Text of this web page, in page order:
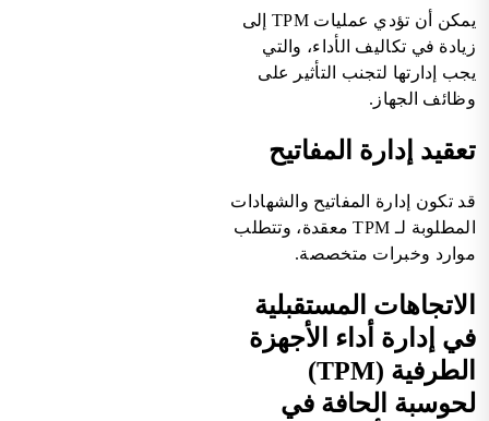
يمكن أن تؤدي عمليات TPM إلى
زيادة في تكاليف الأداء، والتي
يجب إدارتها لتجنب التأثير على
وظائف الجهاز.
تعقيد إدارة المفاتيح
قد تكون إدارة المفاتيح والشهادات
المطلوبة لـ TPM معقدة، وتتطلب
موارد وخبرات متخصصة.
الاتجاهات المستقبلية
في إدارة أداء الأجهزة
الطرفية (TPM)
لحوسبة الحافة في